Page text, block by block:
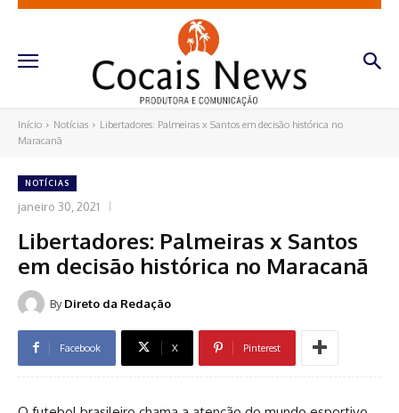
Início Notícias
Libertadores: Palmeiras x Santos em decisão histórica no
Maracanã
NOTÍCIAS
janeiro 30, 2021
Libertadores: Palmeiras x Santos
em decisão histórica no Maracanã
By Direto da Redação
Facebook X Pinterest